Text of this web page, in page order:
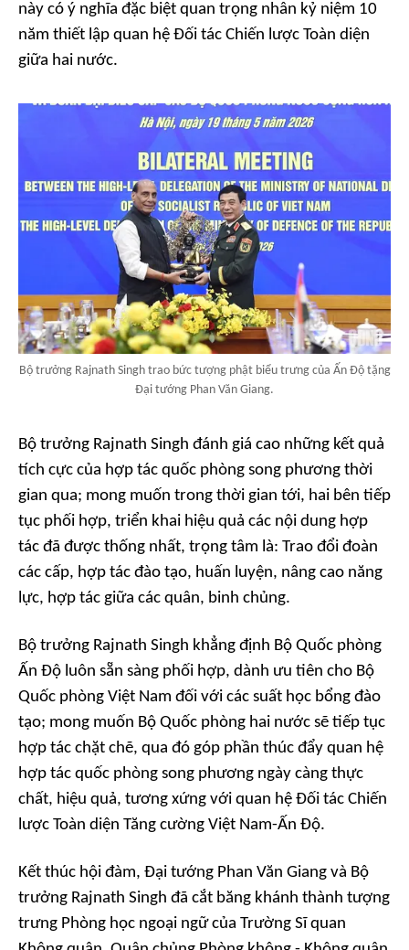
này có ý nghĩa đặc biệt quan trọng nhân kỷ niệm 10
năm thiết lập quan hệ Đối tác Chiến lược Toàn diện
giữa hai nước.
Bộ trưởng Rajnath Singh trao bức tượng phật biểu trưng của Ấn Độ tặng
Đại tướng Phan Văn Giang.
Bộ trưởng Rajnath Singh đánh giá cao những kết quả
tích cực của hợp tác quốc phòng song phương thời
gian qua; mong muốn trong thời gian tới, hai bên tiếp
tục phối hợp, triển khai hiệu quả các nội dung hợp
tác đã được thống nhất, trọng tâm là: Trao đổi đoàn
các cấp, hợp tác đào tạo, huấn luyện, nâng cao năng
lực, hợp tác giữa các quân, binh chủng.
Bộ trưởng Rajnath Singh khẳng định Bộ Quốc phòng
Ấn Độ luôn sẵn sàng phối hợp, dành ưu tiên cho Bộ
Quốc phòng Việt Nam đối với các suất học bổng đào
tạo; mong muốn Bộ Quốc phòng hai nước sẽ tiếp tục
hợp tác chặt chẽ, qua đó góp phần thúc đẩy quan hệ
hợp tác quốc phòng song phương ngày càng thực
chất, hiệu quả, tương xứng với quan hệ Đối tác Chiến
lược Toàn diện Tăng cường Việt Nam-Ấn Độ.
Kết thúc hội đàm, Đại tướng Phan Văn Giang và Bộ
trưởng Rajnath Singh đã cắt băng khánh thành tượng
trưng Phòng học ngoại ngữ của Trường Sĩ quan